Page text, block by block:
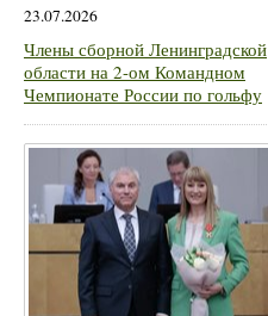
23.07.2026
Члены сборной Ленинградской
области на 2-ом Командном
Чемпионате России по гольфу